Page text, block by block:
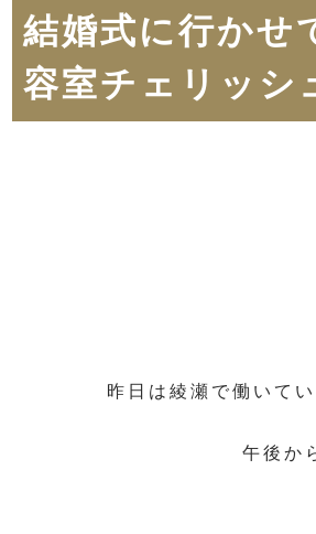
結婚式に行かせ
容室チェリッシ
昨日は綾瀬で働いて
午後か